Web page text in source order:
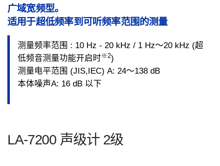
广域宽频型。
适用于超低频率到可听频率范围的测量
测量频率范围 : 10 Hz - 20 kHz / 1 Hz～20 kHz (超
低频音测量功能开启时※2)
测量电平范围 (JIS,IEC) A: 24～138 dB
本体噪声A: 16 dB 以下
LA-7200 声级计 2级